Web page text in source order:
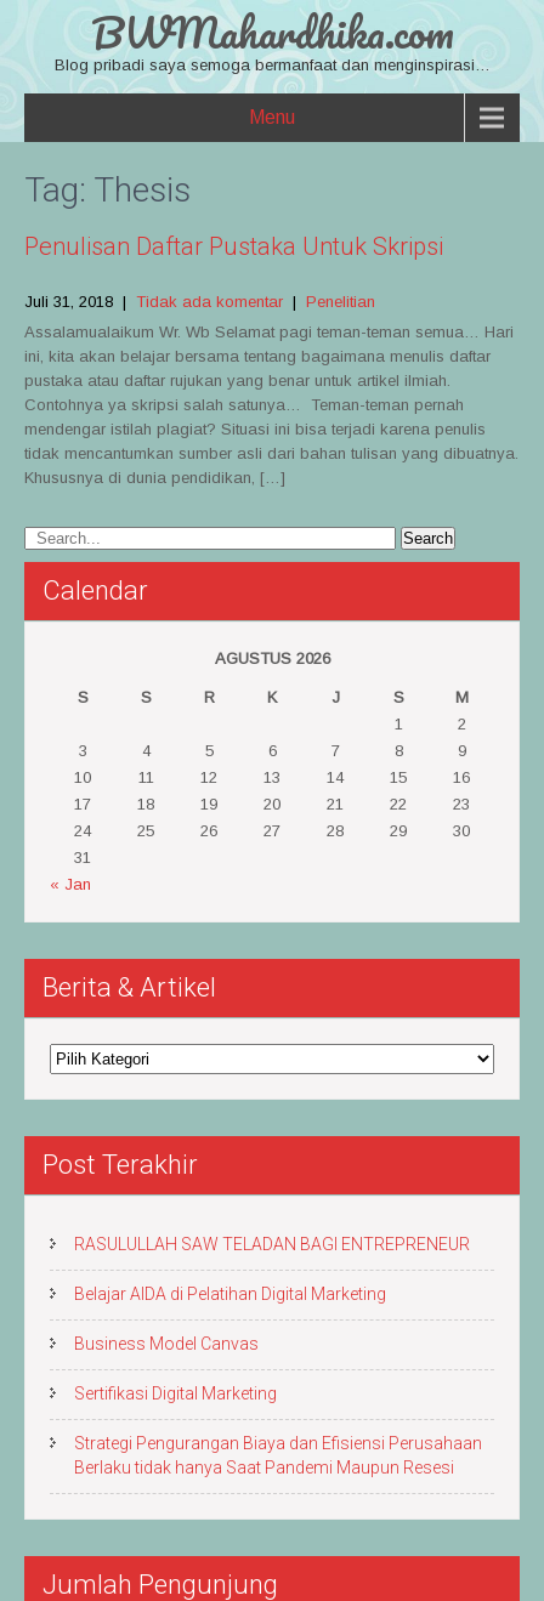
BWMahardhika.com
Blog pribadi saya semoga bermanfaat dan menginspirasi…
Menu
Tag: Thesis
Penulisan Daftar Pustaka Untuk Skripsi
Juli 31, 2018 | Tidak ada komentar | Penelitian
Assalamualaikum Wr. Wb Selamat pagi teman-teman semua… Hari
ini, kita akan belajar bersama tentang bagaimana menulis daftar
pustaka atau daftar rujukan yang benar untuk artikel ilmiah.
Contohnya ya skripsi salah satunya… Teman-teman pernah
mendengar istilah plagiat? Situasi ini bisa terjadi karena penulis
tidak mencantumkan sumber asli dari bahan tulisan yang dibuatnya.
Khususnya di dunia pendidikan, […]
Calendar
AGUSTUS 2026
S S R K J S
M
1
2
3
4 5 6 7 8
9
10
11 12 13 14 15
16
17
18 19 20 21 22
23
24
25 26 27 28 29
30
31
« Jan
Berita & Artikel
Berita
&
Artikel
Post Terakhir
RASULULLAH SAW TELADAN BAGI ENTREPRENEUR
Belajar AIDA di Pelatihan Digital Marketing
Business Model Canvas
Sertifikasi Digital Marketing
Strategi Pengurangan Biaya dan Efisiensi Perusahaan
Berlaku tidak hanya Saat Pandemi Maupun Resesi
Jumlah Pengunjung